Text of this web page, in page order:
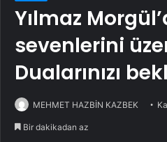
Yılmaz
sevenlerini
Dualarınızı
MEHMET HAZBİN KAZBEK
Bir dakikadan az